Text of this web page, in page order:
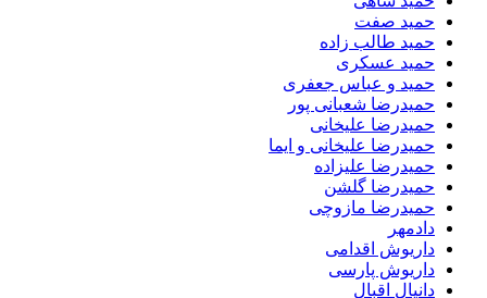
حمید صفت
حمید طالب زاده
حمید عسکری
حمید و عباس جعفری
حمیدرضا شعبانی پور
حمیدرضا علیخانی
حمیدرضا علیخانی و ایما
حمیدرضا علیزاده
حمیدرضا گلشن
حمیدرضا مازوچی
دادمهر
داریوش اقدامی
داریوش پارسی
دانیال اقبال